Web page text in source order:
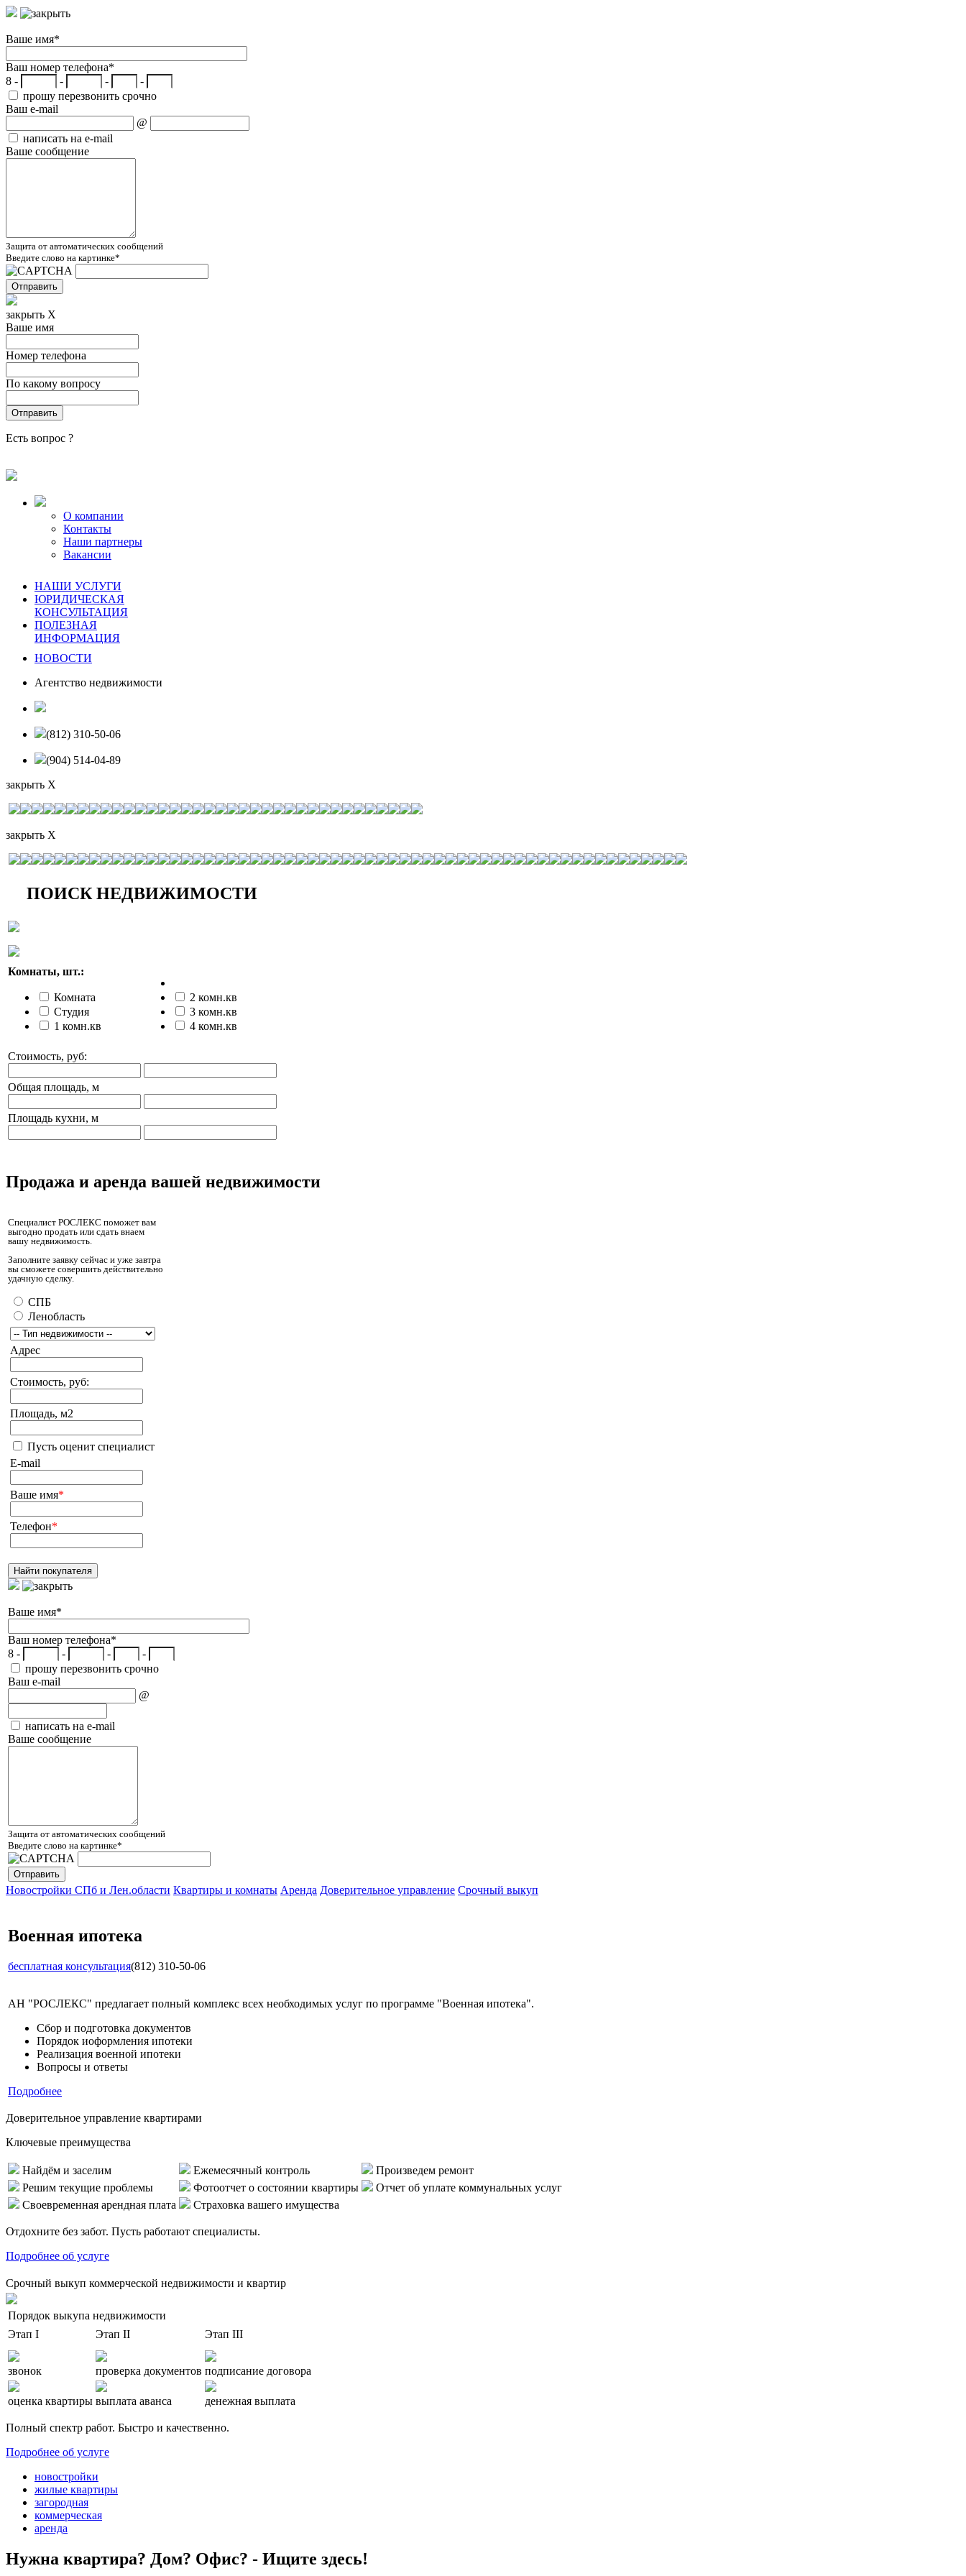
Ваше имя*
Ваш номер телефона*
8 -
- -
-
прошу перезвонить срочно
Ваш e-mail
@
написать на e-mail
Ваше сообщение
Защита от автоматических сообщений
Введите слово на картинке*
закрыть X
Ваше имя
Номер телефона
По какому вопросу
Есть вопрос ?
О компании
Контакты
Наши партнеры
Вакансии
НАШИ УСЛУГИ
ЮРИДИЧЕСКАЯ
КОНСУЛЬТАЦИЯ
ПОЛЕЗНАЯ
ИНФОРМАЦИЯ
НОВОСТИ
Агентство недвижимости
(812) 310-50-06
(904) 514-04-89
закрыть X
закрыть X
ПОИСК НЕДВИЖИМОСТИ
Комнаты, шт.:
Комната
Студия
1 комн.кв
2 комн.кв
3 комн.кв
4 комн.кв
Стоимость, руб:
Общая площадь, м
Площадь кухни, м
Продажа и аренда вашей недвижимости
Специалист РОСЛЕКС поможет вам
выгодно продать или сдать внаем
вашу недвижимость.
Заполните заявку сейчас и уже завтра
вы сможете совершить действительно
удачную сделку.
СПБ
Ленобласть
Адрес
Стоимость, руб:
Площадь, м2
Пусть оценит специалист
E-mail
Ваше имя*
Телефон*
Ваше имя*
Ваш номер телефона*
8 -
- -
-
прошу перезвонить срочно
Ваш e-mail
@
написать на e-mail
Ваше сообщение
Защита от автоматических сообщений
Введите слово на картинке*
Новостройки СПб и Лен.области Квартиры и комнаты Аренда Доверительное управление Срочный выкуп
Военная ипотека
бесплатная консультация(812) 310-50-06
АН "РОСЛЕКС" предлагает полный комплекс всех необходимых услуг по программе "Военная ипотека".
Сбор и подготовка документов
Порядок иоформления ипотеки
Реализация военной ипотеки
Вопросы и ответы
Подробнее
Доверительное управление квартирами
Ключевые преимущества
Найдём и заселим Ежемесячный контроль
Произведем ремонт
Решим текущие проблемы
Фотоотчет о состоянии квартиры
Отчет об уплате коммунальных услуг
Своевременная арендная плата
Страховка вашего имущества
Отдохните без забот. Пусть работают специалисты.
Подробнее об услуге
Срочный выкуп коммерческой недвижимости и квартир
Порядок выкупа недвижимости
Этап I
Этап II Этап III
звонок проверка документов подписание договора
оценка квартиры выплата аванса денежная выплата
Полный спектр работ. Быстро и качественно.
Подробнее об услуге
новостройки
жилые квартиры
загородная
коммерческая
аренда
Нужна квартира? Дом? Офис? - Ищите здесь!